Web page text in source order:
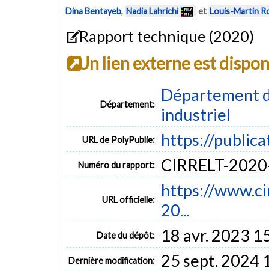
Dina Bentayeb, Nadia Lahrichi et Louis-Martin
Rapport technique (2020)
Un lien externe est
Département:
Département
industriel
URL de PolyPublie: https://
Numéro du rapport: CIRRELT-
URL officielle:
https://
20...
Date du dépôt: 18 avr. 2023
Dernière modification: 25 sept. 2024